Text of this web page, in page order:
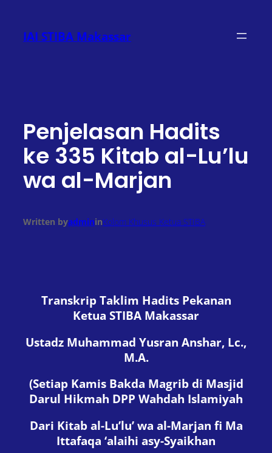
konten
IAI STIBA Makassar
Penjelasan Hadits
ke 335 Kitab al-Lu’lu
wa al-Marjan
Written byadmininKolom Khusus Ketua STIBA
Transkrip Taklim Hadits Pekanan
Ketua STIBA Makassar
Ustadz Muhammad Yusran Anshar, Lc.,
M.A.
(Setiap Kamis Bakda Magrib di Masjid
Darul Hikmah DPP Wahdah Islamiyah
Dari Kitab al-Lu’lu’ wa al-Marjan fi Ma
Ittafaqa ‘alaihi asy-Syaikhan